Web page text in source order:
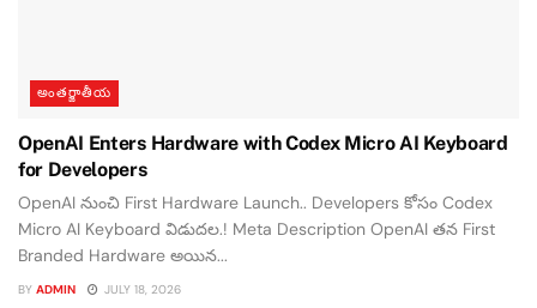
అంతర్జాతీయ
OpenAI Enters Hardware with Codex Micro AI Keyboard
for Developers
OpenAI నుంచి First Hardware Launch.. Developers కోసం Codex
Micro AI Keyboard విడుదల.! Meta Description OpenAI తన First
Branded Hardware అయిన...
BY ADMIN JULY 18, 2026